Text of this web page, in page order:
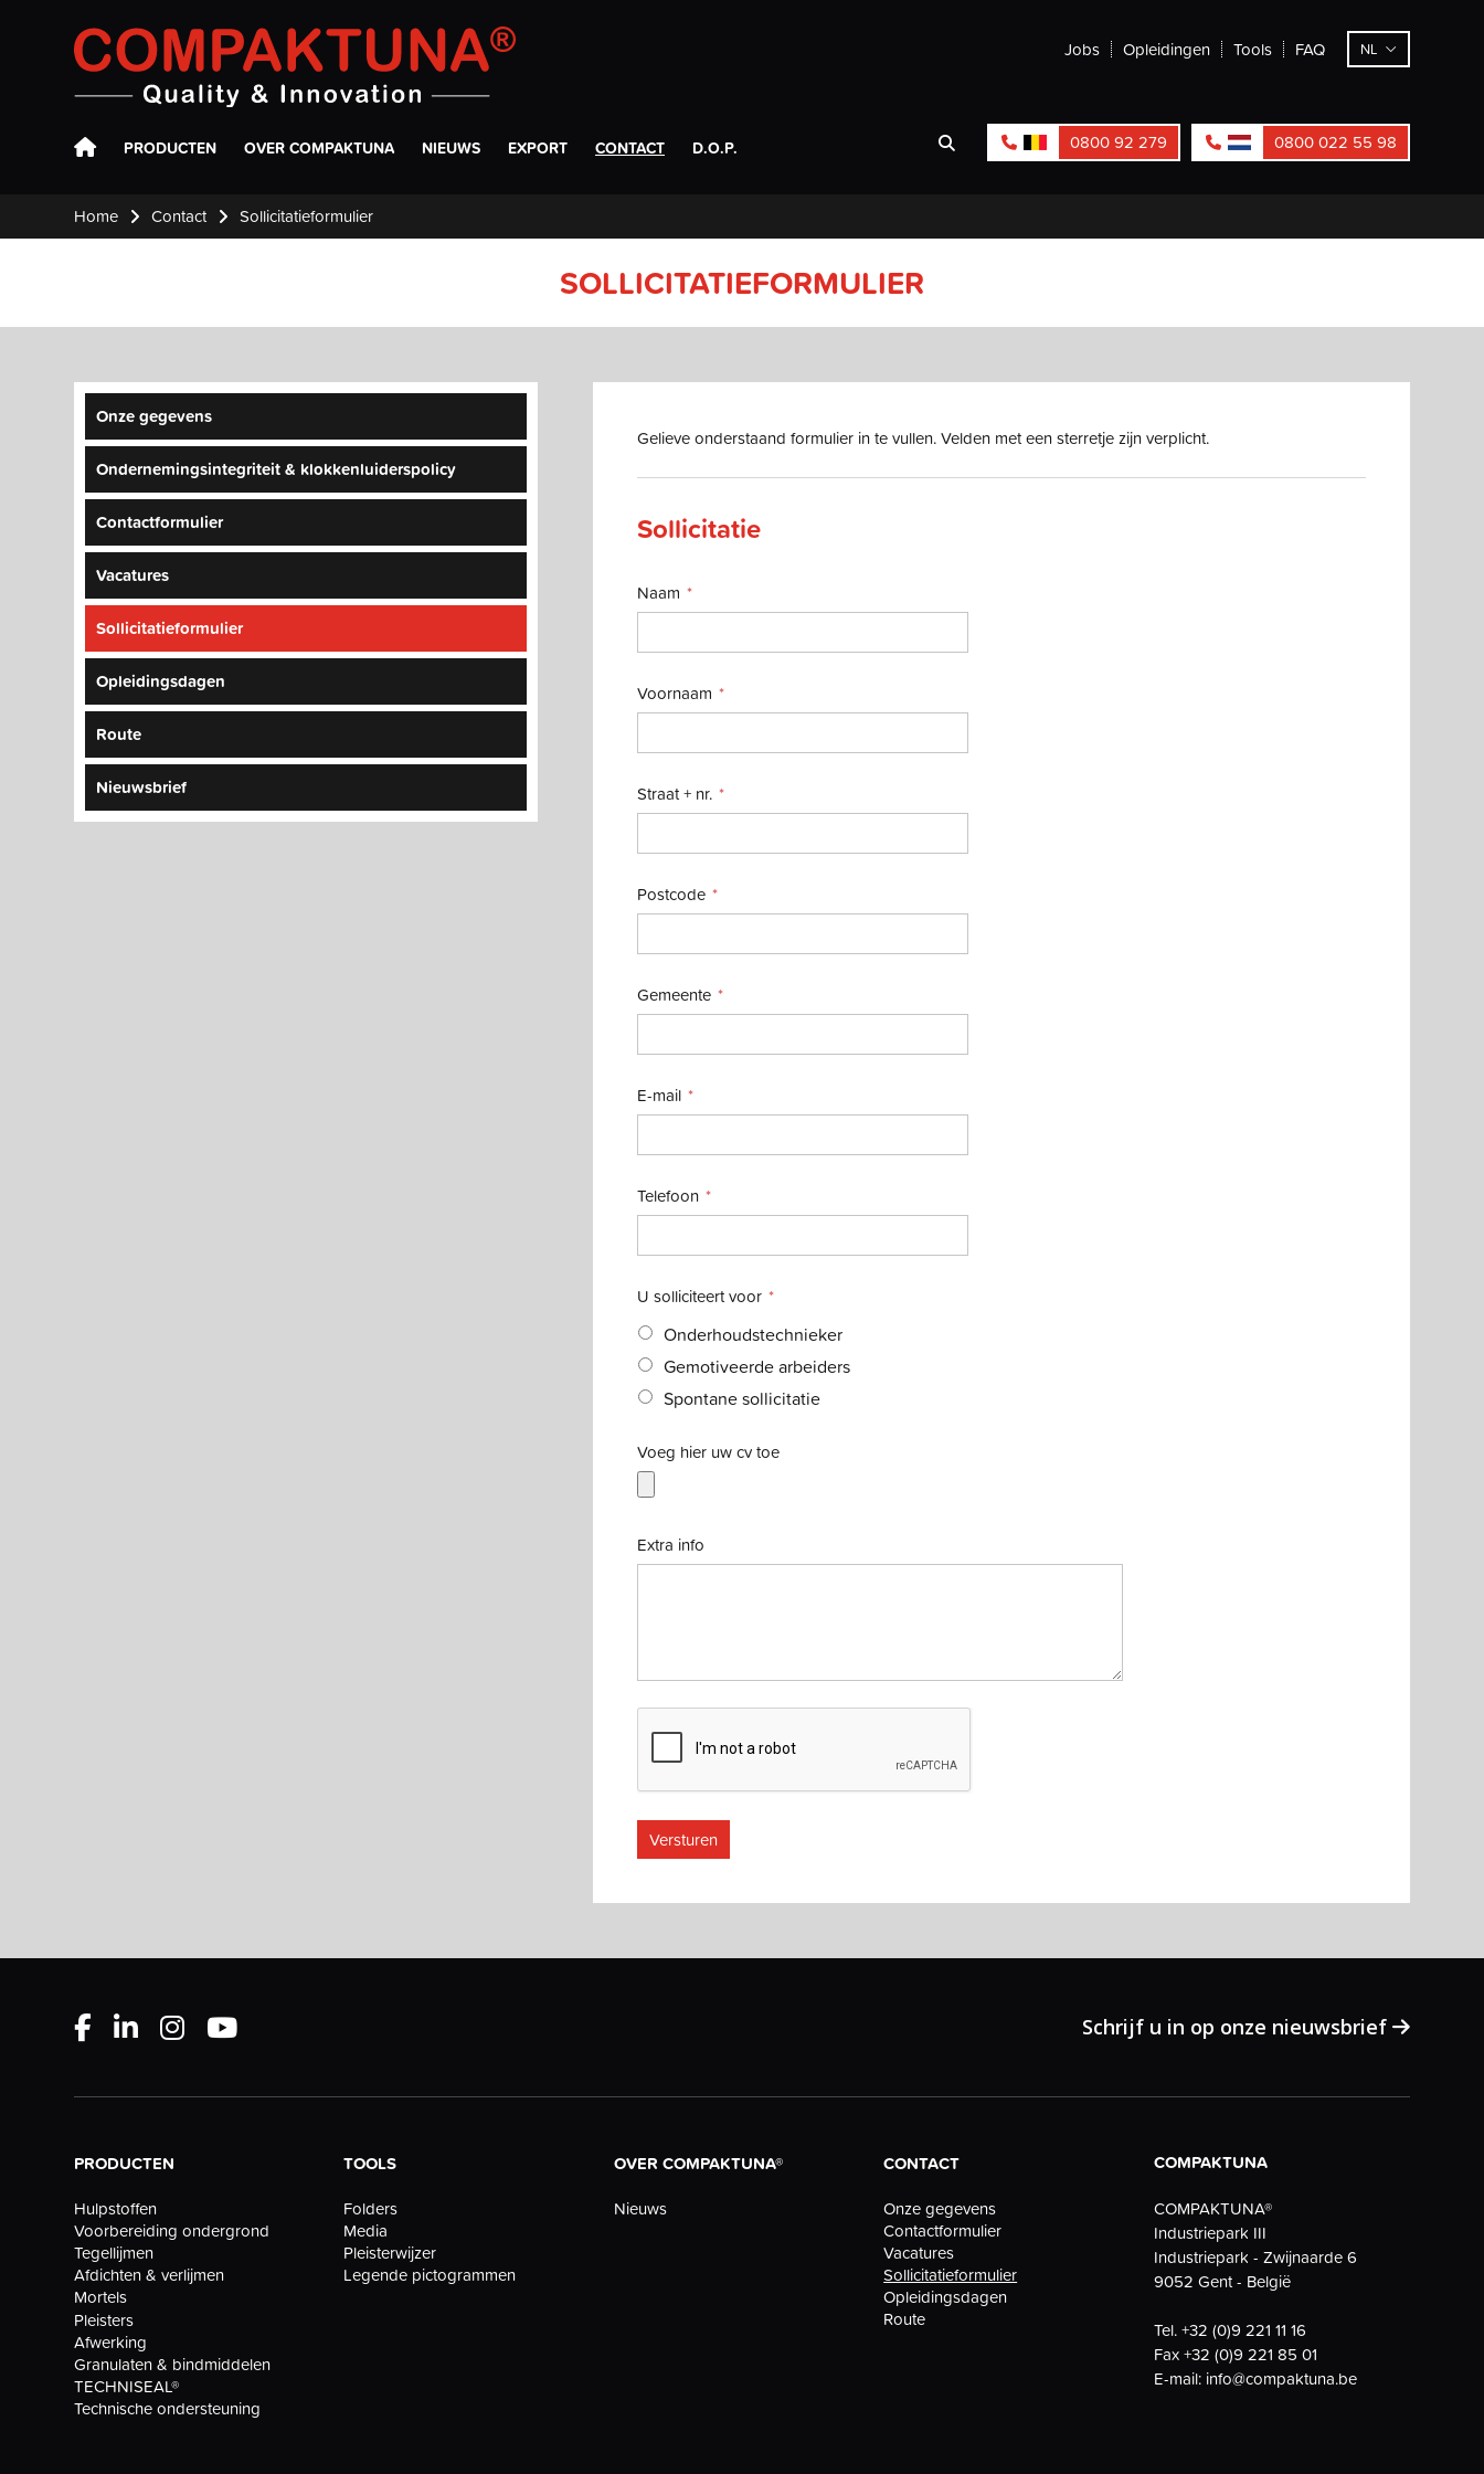
Compaktuna Jobs Opleidingen Tools FAQ NL
PRODUCTEN OVER COMPAKTUNA NIEUWS EXPORT CONTACT D.O.P. 0800 92 279 0800 022 55 98
Home Contact Sollicitatieformulier
SOLLICITATIEFORMULIER
Onze gegevens
Ondernemingsintegriteit & klokkenluiderspolicy
Contactformulier
Vacatures
Sollicitatieformulier
Opleidingsdagen
Route
Nieuwsbrief
Gelieve onderstaand formulier in te vullen. Velden met een sterretje zijn verplicht.
Sollicitatie
Naam
Voornaam
Straat + nr.
Postcode
Gemeente
E-mail
Telefoon
U solliciteert voor
Onderhoudstechnieker
Gemotiveerde arbeiders
Spontane sollicitatie
Voeg hier uw cv toe
Extra info
Versturen
Schrijf u in op onze nieuwsbrief
PRODUCTEN
Hulpstoffen
Voorbereiding ondergrond
Tegellijmen
Afdichten & verlijmen
Mortels
Pleisters
Afwerking
Granulaten & bindmiddelen
TECHNISEAL®
Technische ondersteuning
TOOLS
Folders
Media
Pleisterwijzer
Legende pictogrammen
OVER COMPAKTUNA®
Nieuws
CONTACT
Onze gegevens
Contactformulier
Vacatures
Sollicitatieformulier
Opleidingsdagen
Route
COMPAKTUNA
COMPAKTUNA®
Industriepark III
Industriepark - Zwijnaarde 6
9052 Gent - België
Tel.+32 (0)9 221 11 16
Fax+32 (0)9 221 85 01
E-mail: info@compaktuna.be